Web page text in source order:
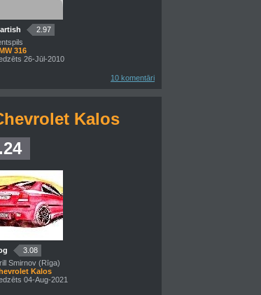
2.97
316
26-Jūl-2010
10 komentāri
Kalos
3.08
Smirnov (Rīga)
Kalos
04-Aug-2021